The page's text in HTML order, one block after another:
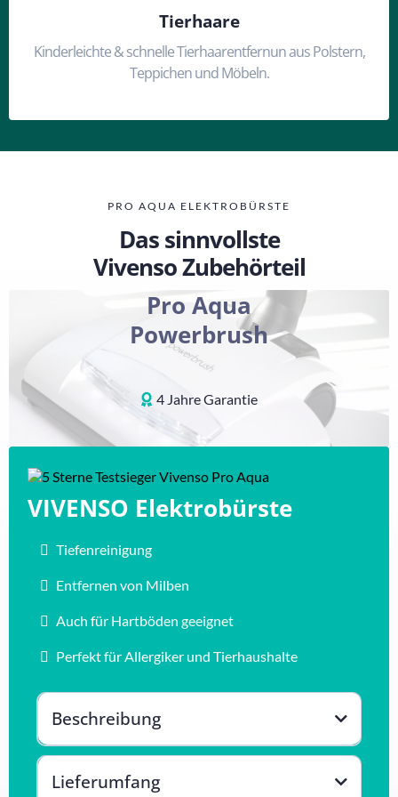
Tierhaare
Kinderleichte & schnelle Tierhaarentfernun aus Polstern,
Teppichen und Möbeln.
PRO AQUA ELEKTROBÜRSTE
Das sinnvollste
Vivenso Zubehörteil
Pro Aqua
Powerbrush
4 Jahre Garantie
VIVENSO Elektrobürste
Tiefenreinigung
Entfernen von Milben
Auch für Hartböden geeignet
Perfekt für Allergiker und Tierhaushalte
Beschreibung
Lieferumfang